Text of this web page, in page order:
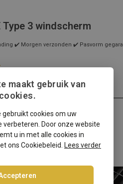
Type 3 windscherm
✔️ Morgen verzonden ✔️ Pasvorm
maakt gebruik van
cookies.
gebruikt cookies om uw
verbeteren. Door onze website
u in met alle cookies in
ons Cookiebeleid. Lees verder